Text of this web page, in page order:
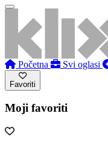
Početna Svi oglasi
Favoriti
Moji favoriti